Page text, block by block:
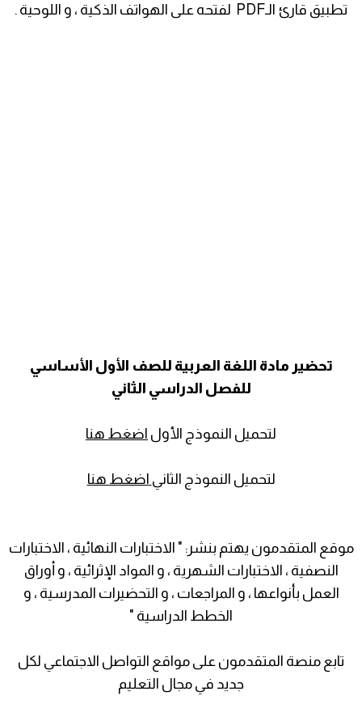
تطبيق قارئ الـPDF لفتحه على الهواتف الذكية ، و اللوحية .
تحضير مادة اللغة العربية للصف الأول الأساسي
للفصل الدراسي الثاني
لتحميل النموذج الأول اضغط هنا
لتحميل النموذج الثاني اضغط هنا
موقع المتقدمون يهتم بنشر: " الاختبارات النهائية ، الاختبارات
النصفية ، الاختبارات الشهرية ، و المواد الإثرائية ، و أوراق
العمل بأنواعها ، و المراجعات ، و التحضيرات المدرسية ، و
الخطط الدراسية "
تابع منصة المتقدمون على مواقع التواصل الاجتماعي لكل
جديد في مجال التعليم